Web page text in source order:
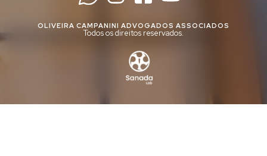
OLIVEIRA CAMPANINI ADVOGADOS ASSOCIADOS
Todos os direitos reservados.